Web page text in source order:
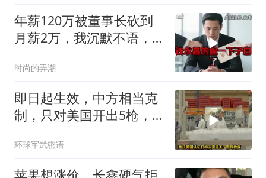
年薪120万被董事长砍到
月薪2万，我沉默不语，
我
时尚的弄潮
即日起生效，中方相当克
制，只对美国开出5枪，
环球军武密语